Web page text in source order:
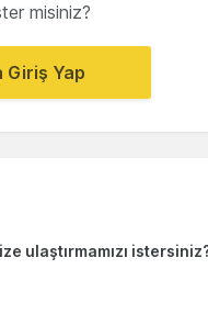
misiniz?
Giriş Yap
ulaştırmamızı